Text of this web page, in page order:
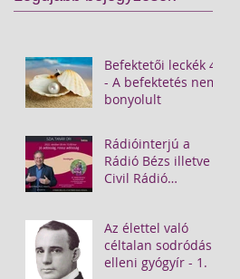
Befektetői leckék 4.
- A befektetés nem
bonyolult
Rádióinterjú a
Rádió Bézs illetve a
Civil Rádió
Az élettel való
céltalan sodródás
elleni gyógyír - 1.